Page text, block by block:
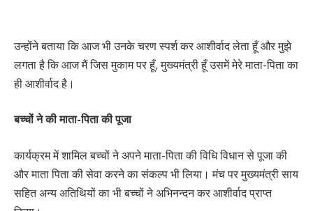
उन्होंने बताया कि आज भी उनके चरण स्पर्श कर आशीर्वाद लेता हूँ और मुझे
लगता है कि आज मैं जिस मुकाम पर हूँ, मुख्यमंत्री हूँ उसमें मेरे माता-पिता का
ही आशीर्वाद है।
बच्चों ने की माता-पिता की पूजा
कार्यक्रम में शामिल बच्चों ने अपने माता-पिता की विधि विधान से पूजा की
और माता पिता की सेवा करने का संकल्प भी लिया। मंच पर मुख्यमंत्री साय
सहित अन्य अतिथियों का भी बच्चों ने अभिनन्दन कर आशीर्वाद प्राप्त